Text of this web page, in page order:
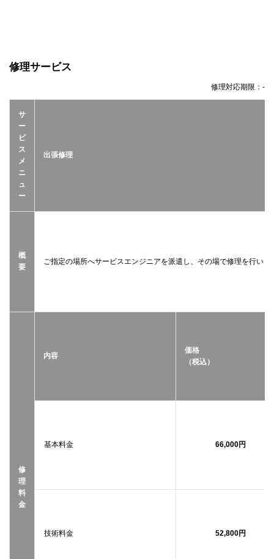
修理サービス
修理対応期限： -
サ
ー
ビ
ス
メ
ニ
ュ
ー
出張修理
概
要
ご指定の場所へサービスエンジニアを派遣し、その場で修理を行いま
修
理
料
金
内容
価格
（税込）
基本料金 66,000円
技術料金 52,800円